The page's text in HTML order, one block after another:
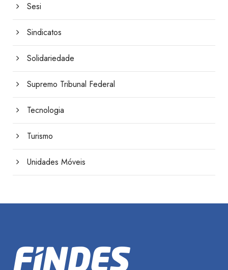
Sesi
Sindicatos
Solidariedade
Supremo Tribunal Federal
Tecnologia
Turismo
Unidades Móveis